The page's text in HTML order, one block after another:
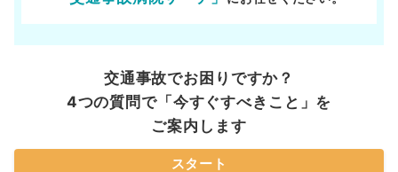
交通事故でお困りですか？
4つの質問で「今すぐすべきこと」を
ご案内します
スタート